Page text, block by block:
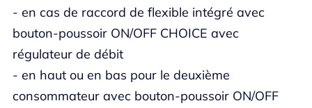
- en cas de raccord de flexible intégré avec
bouton-poussoir ON/OFF CHOICE avec
régulateur de débit
- en haut ou en bas pour le deuxième
consommateur avec bouton-poussoir ON/OFF